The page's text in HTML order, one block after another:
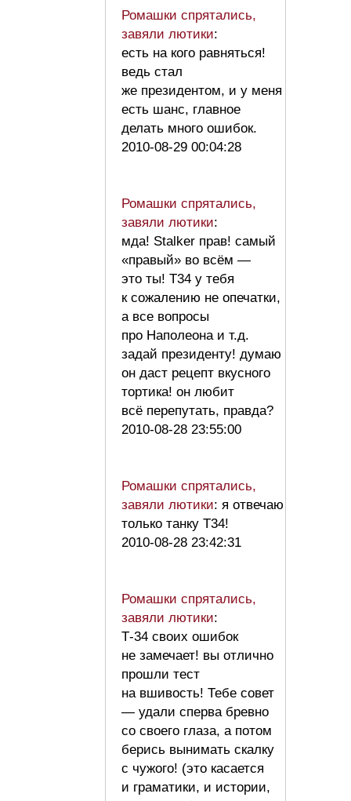
Ромашки спрятались,
завяли лютики:
есть на кого равняться!
ведь стал
же президентом, и у меня
есть шанс, главное
делать много ошибок.
2010-08-29 00:04:28
Ромашки спрятались,
завяли лютики:
мда! Stalker прав! самый
«правый» во всём —
это ты! Т34 у тебя
к сожалению не опечатки,
а все вопросы
про Наполеона и т.д.
задай президенту! думаю
он даст рецепт вкусного
тортика! он любит
всё перепутать, правда?
2010-08-28 23:55:00
Ромашки спрятались,
завяли лютики: я отвечаю
только танку Т34!
2010-08-28 23:42:31
Ромашки спрятались,
завяли лютики:
Т-34 своих ошибок
не замечает! вы отлично
прошли тест
на вшивость! Тебе совет
— удали сперва бревно
со своего глаза, а потом
берись вынимать скалку
с чужого! (это касается
и граматики, и истории,